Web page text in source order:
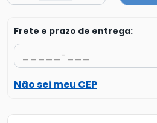
Frete e prazo de entrega:
Não sei meu CEP